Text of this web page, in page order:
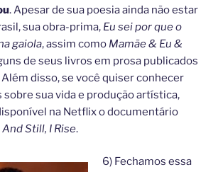
. Apesar de sua poesia ainda não estar
sua obra-prima, Eu sei por que o
gaiola, assim como Mamãe & Eu &
de seus livros em prosa publicados
disso, se você quiser conhecer
sobre sua vida e produção artística,
na Netflix o documentário
Still, I Rise.
6) Fechamos essa